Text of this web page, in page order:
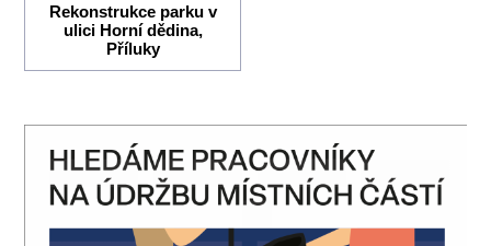
Rekonstrukce parku v
ulici Horní dědina,
Příluky